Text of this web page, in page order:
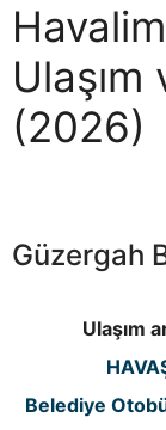
(2026)
Güzergah
Ulaşım
Belediye